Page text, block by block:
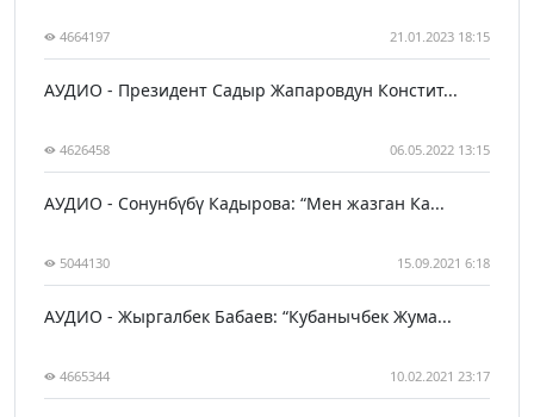
4664197 21.01.2023 18:15
АУДИО - Президент Садыр Жапаровдун Констит...
4626458 06.05.2022 13:15
АУДИО - Сонунбүбү Кадырова: “Мен жазган Ка...
5044130 15.09.2021 6:18
АУДИО - Жыргалбек Бабаев: “Кубанычбек Жума...
4665344 10.02.2021 23:17